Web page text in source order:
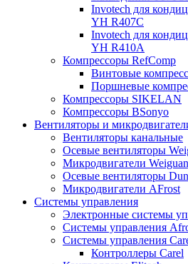
Invotech для
YH R407C
Invotech для
YH R410A
Компрессоры RefComp
Винтовые
Поршневые
Компрессоры SIKELAN
Компрессоры BSonyo
Вентиляторы и
Вентиляторы канальные
Осевые вентиляторы
Микродвигатели
Осевые вентиляторы
Микродвигатели AFrost
Системы управления
Электронные системы
Системы управления
Системы управления
Контроллеры Carel